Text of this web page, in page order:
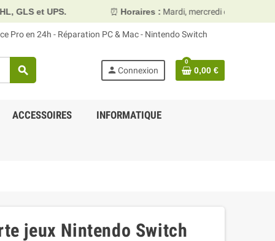
⏰Horaires : Mardi, mercredi et vendredi 10h00–13h30 &
Pro en 24h - Réparation PC & Mac - Nintendo Switch
search person Connexion
0
0,00 €
ACCESSOIRES INFORMATIQUE
jeux Nintendo Switch